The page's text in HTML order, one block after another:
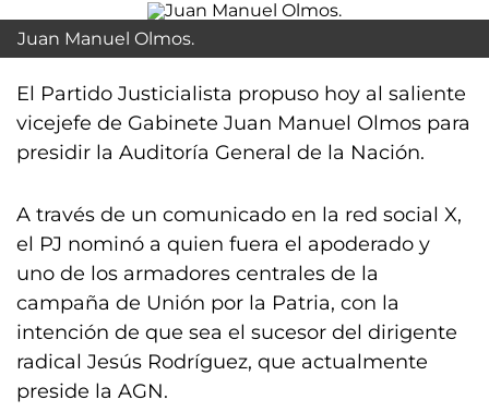
Juan Manuel Olmos.
El Partido Justicialista propuso hoy al saliente
vicejefe de Gabinete Juan Manuel Olmos para
presidir la Auditoría General de la Nación.
A través de un comunicado en la red social X,
el PJ nominó a quien fuera el apoderado y
uno de los armadores centrales de la
campaña de Unión por la Patria, con la
intención de que sea el sucesor del dirigente
radical Jesús Rodríguez, que actualmente
preside la AGN.